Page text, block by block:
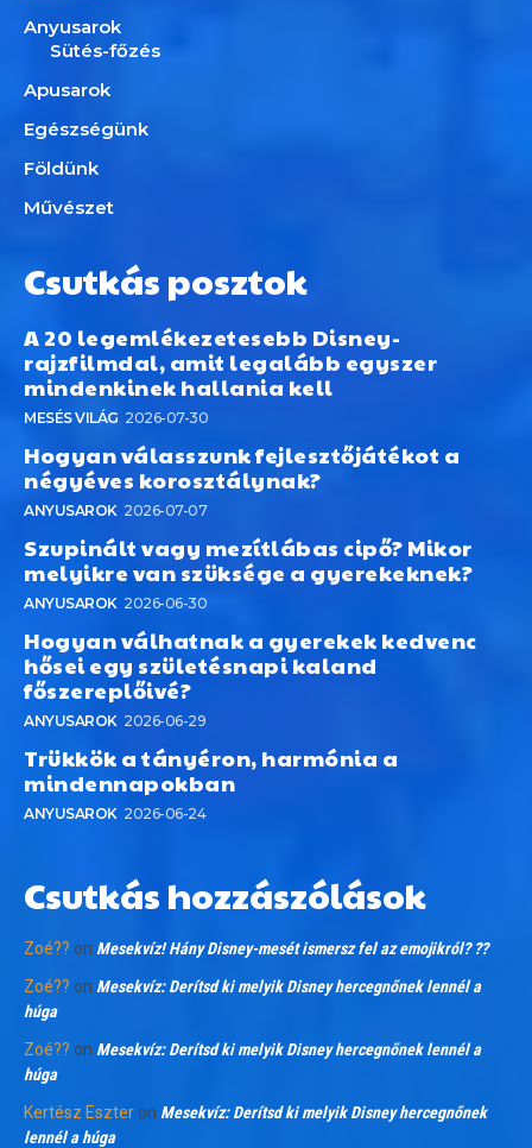
Anyusarok
Sütés-főzés
Apusarok
Egészségünk
Földünk
Művészet
Csutkás posztok
A 20 legemlékezetesebb Disney-
rajzfilmdal, amit legalább egyszer
mindenkinek hallania kell
MESÉS VILÁG 2026-07-30
Hogyan válasszunk fejlesztőjátékot a
négyéves korosztálynak?
ANYUSAROK 2026-07-07
Szupinált vagy mezítlábas cipő? Mikor
melyikre van szüksége a gyerekeknek?
ANYUSAROK 2026-06-30
Hogyan válhatnak a gyerekek kedvenc
hősei egy születésnapi kaland
főszereplőivé?
ANYUSAROK 2026-06-29
Trükkök a tányéron, harmónia a
mindennapokban
ANYUSAROK 2026-06-24
Csutkás hozzászólások
Zoé?? on Mesekvíz! Hány Disney-mesét ismersz fel az emojikról? ??
Zoé?? on Mesekvíz: Derítsd ki melyik Disney hercegnőnek lennél a
húga
Zoé?? on Mesekvíz: Derítsd ki melyik Disney hercegnőnek lennél a
húga
Kertész Eszter on Mesekvíz: Derítsd ki melyik Disney hercegnőnek
lennél a húga